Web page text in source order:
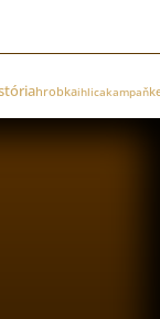
hrobkaihlicakampaň